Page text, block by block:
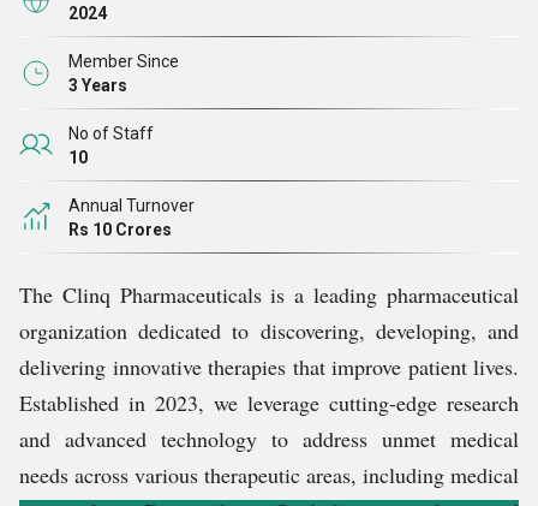
2024
Member Since
3 Years
No of Staff
10
Annual Turnover
Rs 10 Crores
The Clinq Pharmaceuticals is a leading pharmaceutical
organization dedicated to discovering, developing, and
delivering innovative therapies that improve patient lives.
Established in 2023, we leverage cutting-edge research
and advanced technology to address unmet medical
needs across various therapeutic areas, including medical